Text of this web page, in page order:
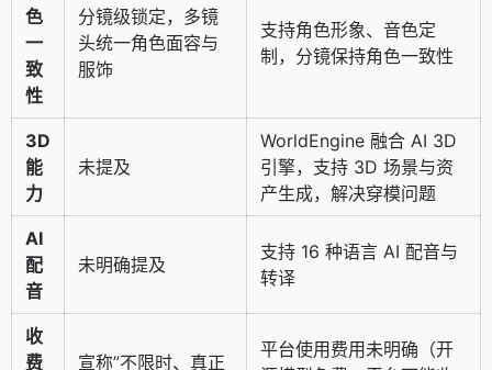
色
一
致
性
分镜级锁定，多镜
头统一角色面容与
服饰
支持角色形象、音色定
制，分镜保持角色一致性
3D
能
力
未提及
WorldEngine 融合 AI 3D
引擎，支持 3D 场景与资
产生成，解决穿模问题
AI
配
音
未明确提及
支持 16 种语言 AI 配音与
转译
收
费
宣称”不限时、真正
平台使用费用未明确（开